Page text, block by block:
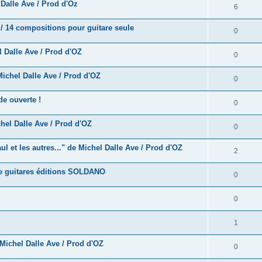
s
s
s
o
n
s
s
o
n
s
s
Ave / Prod d'Oz 6R
é
o
n
s
s
14 compositions pour guitare seule 0R
é
o
n
s
s
Dalle Ave / Prod d'OZ 0R
é
o
n
s
s
Dalle Ave / Prod d'OZ 0R
é
o
n
s
s
ouverte ! 0R
é
o
n
s
s
Dalle Ave / Prod d'OZ 0R
é
o
n
s
s
et les autres..." de Michel Dalle Ave / Prod d'OZ 2R
é
o
n
s
s
guitares éditions SOLDANO 0R
é
n
s
0R
é
o
n
1
é
Dalle Ave / Prod d'OZ 0R